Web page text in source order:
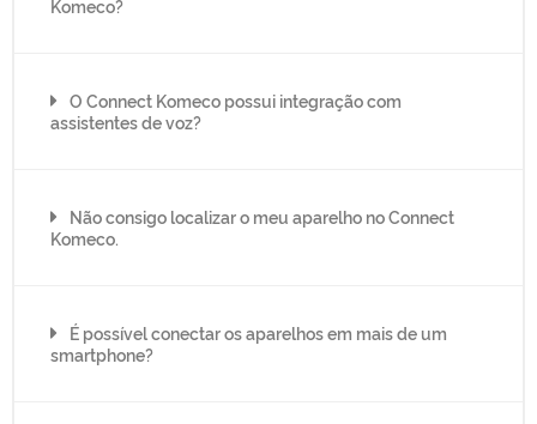
Komeco?
O Connect Komeco possui integração com
assistentes de voz?
Não consigo localizar o meu aparelho no Connect
Komeco.
É possível conectar os aparelhos em mais de um
smartphone?